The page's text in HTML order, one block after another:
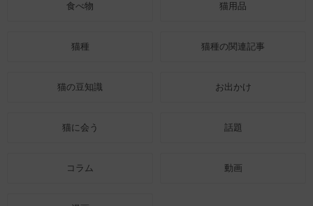
食べ物 猫用品
猫種 猫種の関連記事
猫の豆知識 お出かけ
猫に会う 話題
コラム 動画